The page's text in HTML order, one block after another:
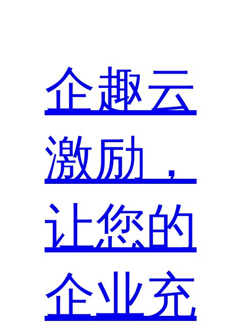
企趣云
激励，
让您的
企业充